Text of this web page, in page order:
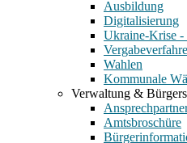
Ausbildung
Digitalisierung
Ukraine-Krise
Wahlen
Kommunale
Verwaltung &
Amtsbroschüre